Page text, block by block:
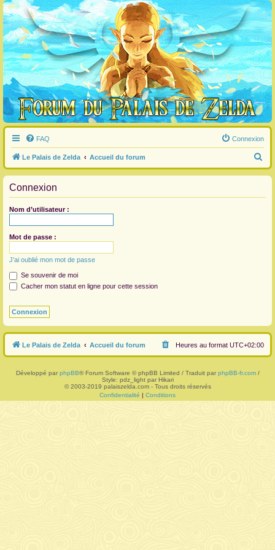
FAQ Connexion
Le Palais de Zelda Accueil du forum
e
Connexion
Nom d’utilisateur :
Mot de passe :
J’ai oublié mon mot de passe
Se souvenir de moi
Cacher mon statut en ligne pour cette session
Le Palais de Zelda Accueil du forum Heures au format UTC+02:00
Développé par phpBB® Forum Software © phpBB Limited / Traduit par phpBB-fr.com/
Style: pdz_light par Hikari
© 2003-2019 palaiszelda.com - Tous droits réservés
Confidentialité | Conditions